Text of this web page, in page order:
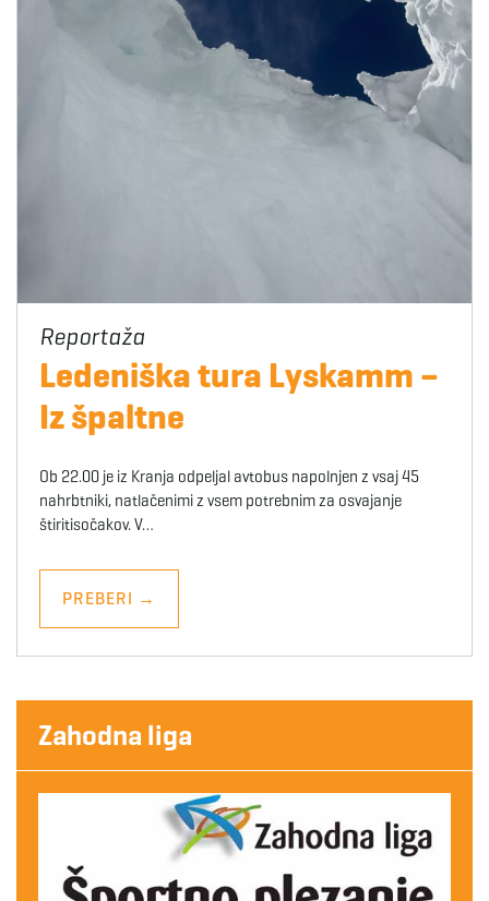
Ledeniška tura Lyskamm –
Iz špaltne
Ob 22.00 je iz Kranja odpeljal avtobus napolnjen z vsaj 45
nahrbtniki, natlačenimi z vsem potrebnim za osvajanje
štiritisočakov. V…
PREBERI →
Zahodna liga